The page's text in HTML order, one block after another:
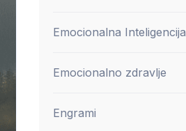
Emocionalna Inteligencija
Emocionalno zdravlje
Engrami